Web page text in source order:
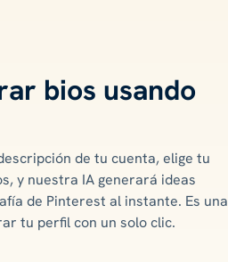
bios usando
de tu cuenta, elige tu
y nuestra IA generará ideas
de Pinterest al instante. Es una
tu perfil con un solo clic.